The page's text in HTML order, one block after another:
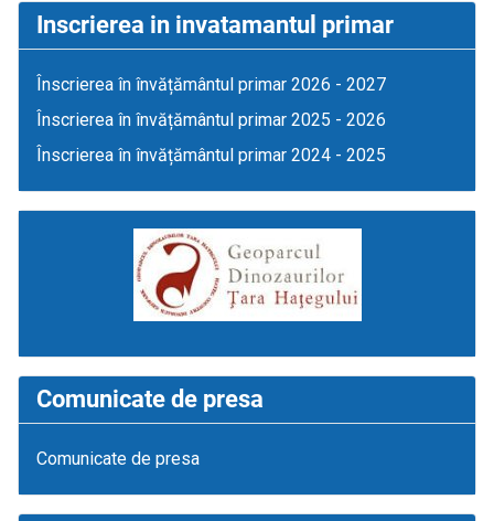
Inscrierea in invatamantul primar
Înscrierea în învățământul primar 2026 - 2027
Înscrierea în învățământul primar 2025 - 2026
Înscrierea în învățământul primar 2024 - 2025
Comunicate de presa
Comunicate de presa